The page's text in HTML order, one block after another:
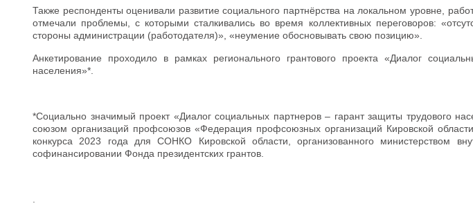
Также респонденты оценивали развитие социального партнёрства на локальном уровне,
отмечали проблемы, с которыми сталкивались во время коллективных переговоров:
стороны администрации (работодателя)», «неумение обосновывать свою позицию».
Анкетирование проходило в рамках регионального грантового проекта «Диалог
населения»*.
*Социально значимый проект «Диалог социальных партнеров – гарант защиты трудового
союзом организаций профсоюзов «Федерация профсоюзных организаций Кировской
конкурса 2023 года для СОНКО Кировской области, организованного министерством
софинансировании Фонда президентских грантов.